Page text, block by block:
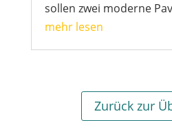
sollen zwei moderne
mehr lesen
Zurück zur